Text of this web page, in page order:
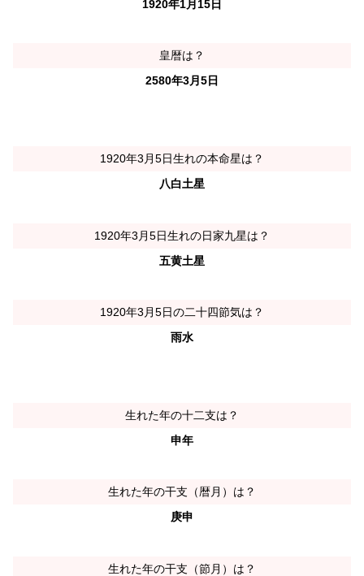
1920年1月15日
皇暦は？
2580年3月5日
1920年3月5日生れの本命星は？
八白土星
1920年3月5日生れの日家九星は？
五黄土星
1920年3月5日の二十四節気は？
雨水
生れた年の十二支は？
申年
生れた年の干支（暦月）は？
庚申
生れた年の干支（節月）は？